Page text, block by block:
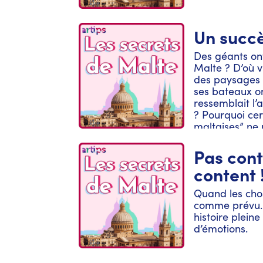
Un
Des géants
Malte ? D’où
des
ses bateaux
ressemblait
? Pourquoi
maltaises”
gardés, nous
meilleures
l’histoire et
pour
podcast,
https://
de Malte est
en partenariat
Pas
content
Quand les
comme
histoire
d’émotions.